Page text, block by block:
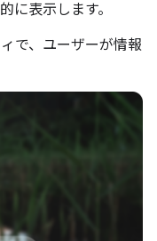
に表示します。
で、ユーザーが情報